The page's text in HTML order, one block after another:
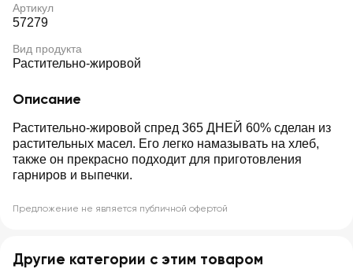
Артикул
57279
Вид продукта
Растительно-жировой
Описание
Растительно-жировой спред 365 ДНЕЙ 60% сделан из
растительных масел. Его легко намазывать на хлеб,
также он прекрасно подходит для приготовления
гарниров и выпечки.
Предложение не является публичной офертой
Другие категории с этим товаром